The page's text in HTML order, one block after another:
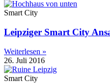
Smart City
Leipziger Smart City
Weiterlesen »
26. Juli 2016
Smart City